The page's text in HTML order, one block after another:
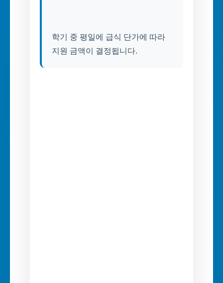
학기 중 평일에 급식 단가에 따라
지원 금액이 결정됩니다.